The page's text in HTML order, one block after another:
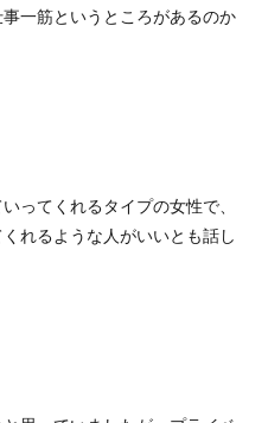
一筋というところがあるのか
ってくれるタイプの女性で、
れるような人がいいとも話し